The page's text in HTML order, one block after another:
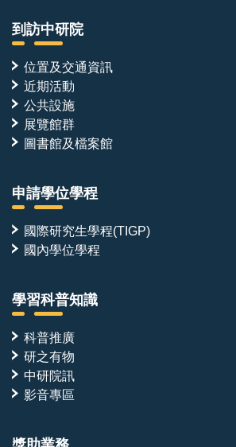
到訪中研院
位置及交通資訊
近期活動
公共設施
展覽館群
圖書館及檔案館
申請學位學程
國際研究生學程(TIGP)
國內學位學程
學習科普知識
科普推廣
研之有物
中研院訊
影音專區